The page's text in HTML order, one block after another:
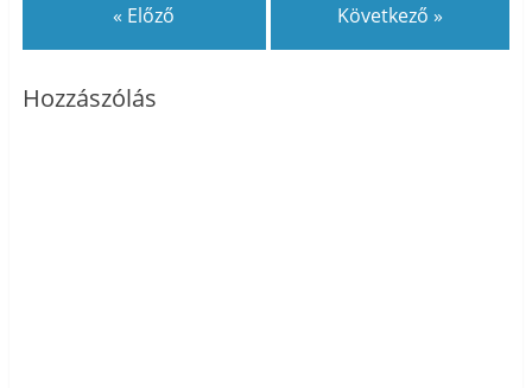
« Előző Következő »
Hozzászólás